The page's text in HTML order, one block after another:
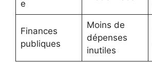
e
Finances
publiques
Moins de
dépenses
inutiles